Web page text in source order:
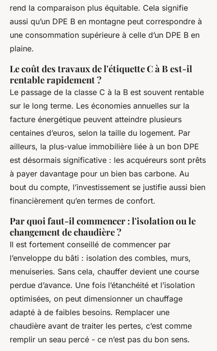
rend la comparaison plus équitable. Cela signifie
aussi qu’un DPE B en montagne peut correspondre à
une consommation supérieure à celle d’un DPE B en
plaine.
Le coût des travaux de l'étiquette C à B est-il
rentable rapidement ?
Le passage de la classe C à la B est souvent rentable
sur le long terme. Les économies annuelles sur la
facture énergétique peuvent atteindre plusieurs
centaines d’euros, selon la taille du logement. Par
ailleurs, la plus-value immobilière liée à un bon DPE
est désormais significative : les acquéreurs sont prêts
à payer davantage pour un bien bas carbone. Au
bout du compte, l’investissement se justifie aussi bien
financièrement qu’en termes de confort.
Par quoi faut-il commencer : l'isolation ou le
changement de chaudière ?
Il est fortement conseillé de commencer par
l’enveloppe du bâti : isolation des combles, murs,
menuiseries. Sans cela, chauffer devient une course
perdue d’avance. Une fois l’étanchéité et l’isolation
optimisées, on peut dimensionner un chauffage
adapté à de faibles besoins. Remplacer une
chaudière avant de traiter les pertes, c’est comme
remplir un seau percé - ce n’est pas du bon sens.